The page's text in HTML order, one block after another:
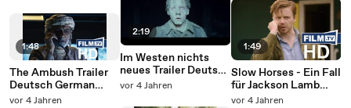
1:48
The Ambush Trailer
Deutsch German
(2022)
vor 4 Jahren
2:19
Im Westen nichts
neues Trailer Deutsch
German (2022)
vor 4 Jahren
1:49
Slow Horses - Ein Fall
für Jackson Lamb
Trailer Staffel 2
vor 4 Jahren